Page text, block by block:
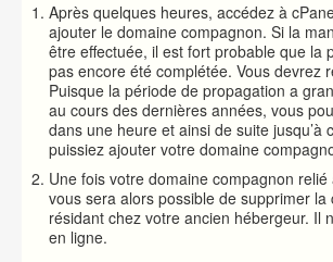
Après quelques heures, accédez à
ajouter le domaine compagnon. Si la
être effectuée, il est fort probable que la
pas encore été complétée. Vous devrez
Puisque la période de propagation a
au cours des dernières années, vous
dans une heure et ainsi de suite jusqu’à
puissiez ajouter votre domaine
Une fois votre domaine compagnon
vous sera alors possible de supprimer la
résidant chez votre ancien hébergeur. Il
en ligne.